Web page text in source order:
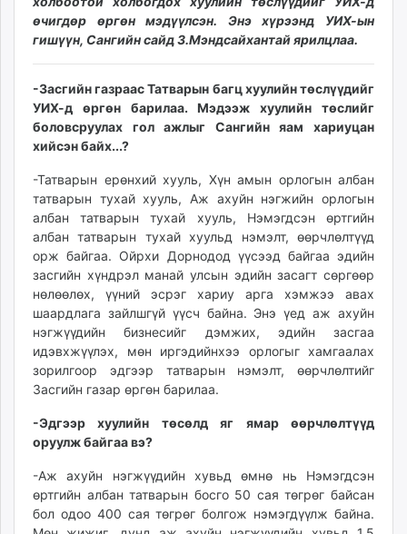
unuudur.mn
isee.mn
mglradio.com
fact.mn
itoim.mn
tumen.mn
shuum.mn
times.mn
tvmongolia.mn
mass.mn
unegui.mn
assa.mn
toim.mn
tac.mn
paparazzi.mn
unread.today
өчигдөр өргөн мэдүүлсэн. Энэ хүрээнд УИХ-ын
гишүүн, Сангийн сайд З.Мэндсайхантай ярилцлаа.
-Засгийн газраас Татварын багц хуулийн төслүүдийг
УИХ-д өргөн барилаа. Мэдээж хуулийн төслийг
боловсруулах гол ажлыг Сангийн яам хариуцан
хийсэн байх...?
-Татварын ерөнхий хууль, Хүн амын орлогын албан
татварын тухай хууль, Аж ахуйн нэгжийн орлогын
албан татварын тухай хууль, Нэмэгдсэн өртгийн
албан татварын тухай хуульд нэмэлт, өөрчлөлтүүд
орж байгаа. Ойрхи Дорнодод үүсээд байгаа эдийн
засгийн хүндрэл манай улсын эдийн засагт сөргөөр
нөлөөлөх, үүний эсрэг хариу арга хэмжээ авах
шаардлага зайлшгүй үүсч байна. Энэ үед аж ахуйн
нэгжүүдийн бизнесийг дэмжих, эдийн засгаа
идэвхжүүлэх, мөн иргэдийнхээ орлогыг хамгаалах
зорилгоор эдгээр татварын нэмэлт, өөрчлөлтийг
Засгийн газар өргөн барилаа.
-Эдгээр хуулийн төсөлд яг ямар өөрчлөлтүүд
оруулж байгаа вэ?
-Аж ахуйн нэгжүүдийн хувьд өмнө нь Нэмэгдсэн
өртгийн албан татварын босго 50 сая төгрөг байсан
бол одоо 400 сая төгрөг болгож нэмэгдүүлж байна.